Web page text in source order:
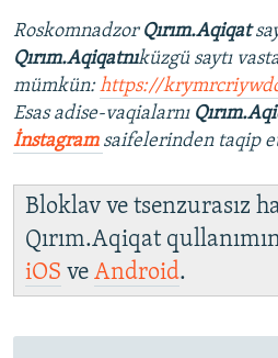
Roskomnadzor Qırım.Aqiqat
Qırım.Aqiqatnıküzgü saytı
mümkün:https://
Esas adise-vaqialarnı
İnstagram saifelerinden taqip
Bloklav ve tsenzurasız
Qırım.Aqiqat
iOS ve Android.